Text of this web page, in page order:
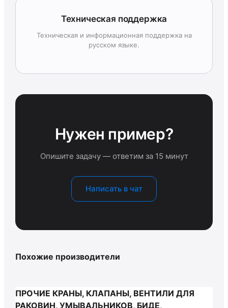
Техническая поддержка
Техническая и информационная поддержка на
русском языке.
Нужен пример?
Опишите задачу — ответим за 15 минут
Написать в чат
Похожие производители
ПРОЧИЕ КРАНЫ, КЛАПАНЫ, ВЕНТИЛИ ДЛЯ
РАКОВИН, УМЫВАЛЬНИКОВ, БИДЕ,